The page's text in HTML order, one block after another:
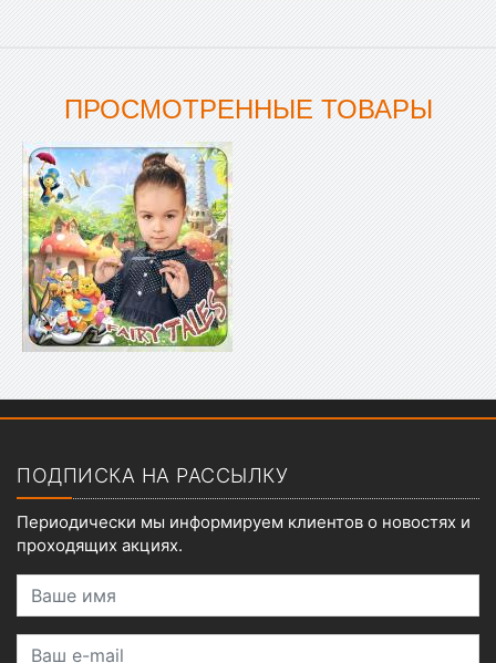
ПРОСМОТРЕННЫЕ ТОВАРЫ
ПОДПИСКА НА РАССЫЛКУ
Периодически мы информируем клиентов о новостях и
проходящих акциях.
Ваше имя
Ваш e-mail